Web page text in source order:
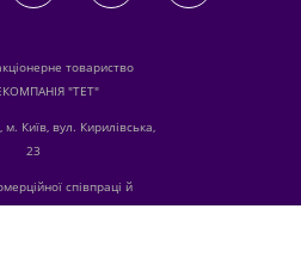
товариство
"ТЕТ"
м. Київ, вул. Кирилівська,
23
співпраці й
реклами звертайтесь